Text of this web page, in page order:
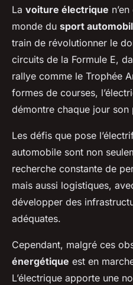
La voiture électrique
monde du sport
train de révolutionner le
circuits de la Formule E,
rallye comme le Trophée
formes de courses,
démontre chaque jour son
Les défis que pose
automobile sont non
recherche constante de
mais aussi logistiques,
développer des
adéquates.
Cependant, malgré ces
énergétique est en
L’électrique apporte une